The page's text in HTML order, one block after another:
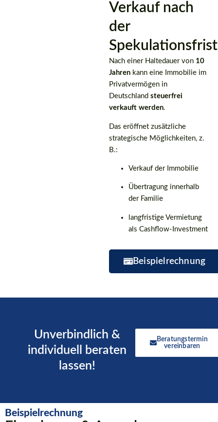
Verkauf nach
der
Spekulationsfrist
Nach einer Haltedauer von 10
Jahren kann eine Immobilie im
Privatvermögen in
Deutschland steuerfrei
verkauft werden.
Das eröffnet zusätzliche
strategische Möglichkeiten, z.
B.:
Verkauf der Immobilie
Übertragung innerhalb
der Familie
langfristige Vermietung
als Cashflow-Investment
Beispielrechnung
Unverbindlich &
individuell beraten
lassen!
Beratungstermin
vereinbaren
Beispielrechnung